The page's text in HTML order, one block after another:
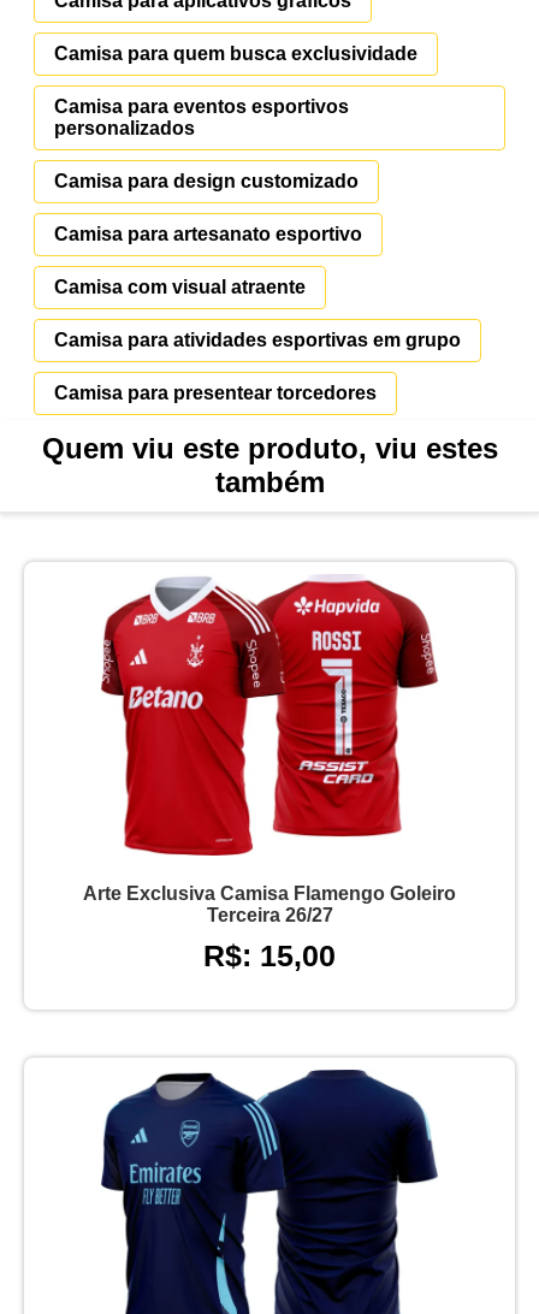
Camisa para quem busca exclusividade
Camisa para eventos esportivos
personalizados
Camisa para design customizado
Camisa para artesanato esportivo
Camisa com visual atraente
Camisa para atividades esportivas em grupo
Camisa para presentear torcedores
Quem viu este produto, viu estes
também
Arte Exclusiva Camisa Flamengo Goleiro
Terceira 26/27
R$: 15,00